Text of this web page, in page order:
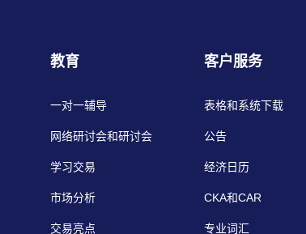
教育
一对一辅导
网络研讨会和研讨会
学习交易
市场分析
交易亮点
客户服务
表格和系统下载
公告
经济日历
CKA和CAR
专业词汇